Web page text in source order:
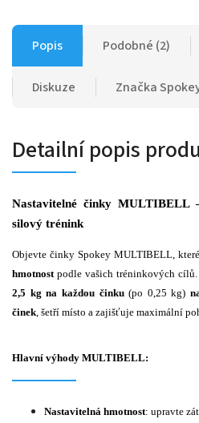
Popis Podobné (2)
Diskuze Značka
Detailní popis
Nastavitelné činky MULTIBELL
silový trénink
Objevte činky Spokey MULTIBELL,
hmotnost podle vašich tréninkových
2,5 kg na každou činku(po 0,25 kg)
činek , šetří místo a zajišťuje maximální
Hlavní výhody MULTIBELL:
Nastavitelná hmotnost: upravte